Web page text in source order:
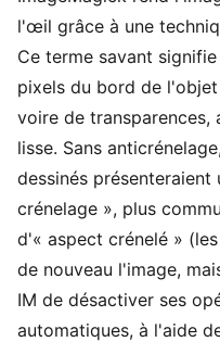
l'œil grâce à une
Ce terme savant
pixels du bord de
voire de
lisse. Sans
dessinés
crénelage », plus
d'« aspect crénelé »
de nouveau l'image,
IM de désactiver ses
automatiques, à l'aide